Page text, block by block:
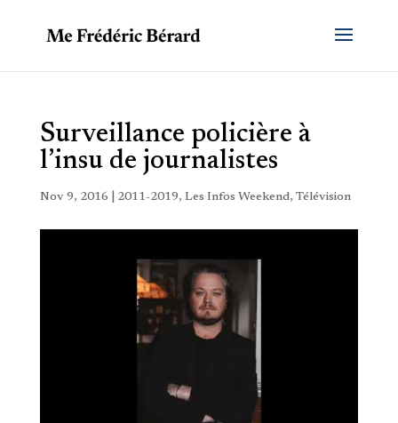
Surveillance policière à
l’insu de journalistes
Nov 9, 2016 2011-2019, Les Infos Weekend, Télévision